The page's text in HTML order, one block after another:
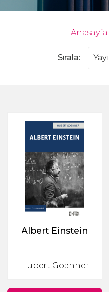
Anasayfa
Sırala:
Albert Einstein
Hubert Goenner